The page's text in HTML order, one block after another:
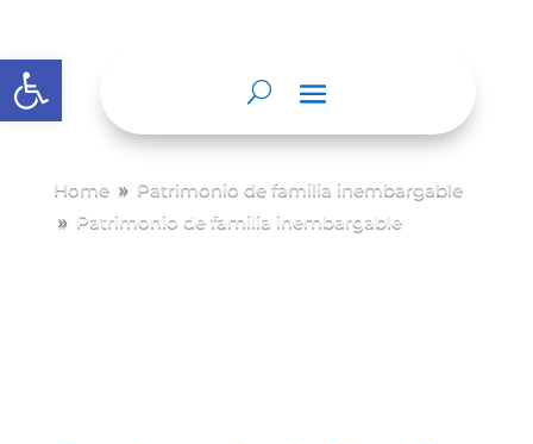
Abrir barra de herramientas
Home 9 Patrimonio de familia inembargable
9 Patrimonio de familia inembargable